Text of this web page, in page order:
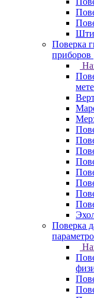
Поверка
приборов
Поверка